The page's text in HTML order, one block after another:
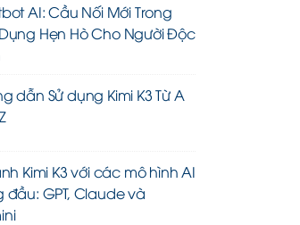
AI: Cầu Nối Mới Trong
Hẹn Hò Cho Người Độc
dẫn Sử dụng Kimi K3 Từ A
Kimi K3 với các mô hình AI
đầu: GPT, Claude và